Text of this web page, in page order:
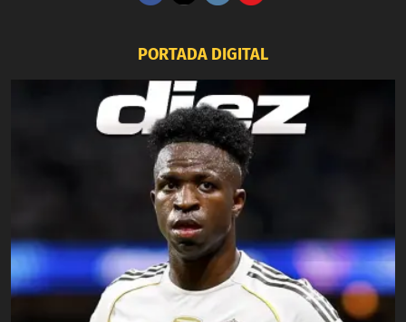
PORTADA DIGITAL